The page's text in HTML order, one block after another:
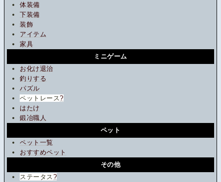
体装備
下装備
装飾
アイテム
家具
ミニゲーム
お化け退治
釣りする
パズル
ペットレース?
はたけ
鍛冶職人
ペット
ペット一覧
おすすめペット
その他
ステータス ?